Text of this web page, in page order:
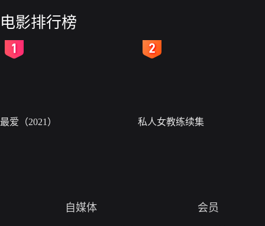
电影排行榜
最爱（2021） 私人女教练续集
自媒体 会员